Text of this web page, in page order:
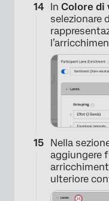
In Colore di
selezionare
Nella
aggiungere
ulteriore